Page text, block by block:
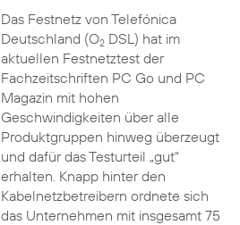
Das Festnetz von Telefónica
Deutschland (O2DSL) hat im
aktuellen Festnetztest der
Fachzeitschriften PC Go und PC
Magazin mit hohen
Geschwindigkeiten über alle
Produktgruppen hinweg überzeugt
und dafür das Testurteil „gut“
erhalten. Knapp hinter den
Kabelnetzbetreibern ordnete sich
das Unternehmen mit insgesamt 75